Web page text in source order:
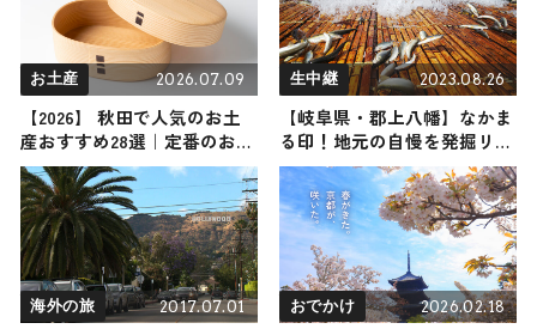
お土産 2026.07.09
【2026】 秋田で人気のお土
産おすすめ28選｜定番のお菓
子から秋田限定・女性向け・
ばらまき用まで幅広く紹介
生中継 2023.08.26
【岐阜県・郡上八幡】なかま
る印！地元の自慢を発掘リポ
ート
海外の旅 2017.07.01 おでかけ 2026.02.18